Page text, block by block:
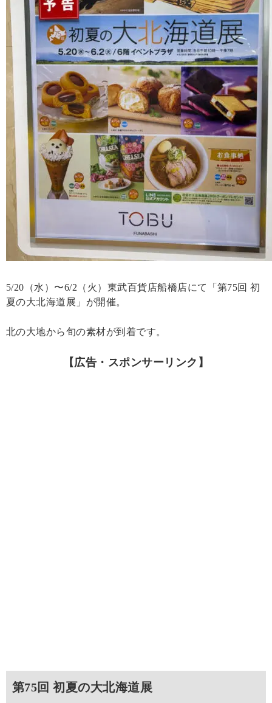
5/20（水）〜6/2（火）東武百貨店船橋店にて「第75回 初
夏の大北海道展」が開催。
北の大地から旬の素材が到着です。
【広告・スポンサーリンク】
第75回 初夏の大北海道展